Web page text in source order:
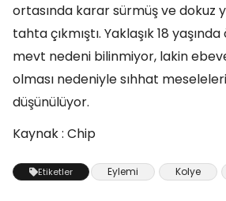
ortasında karar sürmüş ve dokuz
tahta çıkmıştı. Yaklaşık 18
mevt nedeni bilinmiyor, lakin
olması nedeniyle sıhhat
düşünülüyor.
Kaynak : Chip
Etiketler Eylemi Kolye